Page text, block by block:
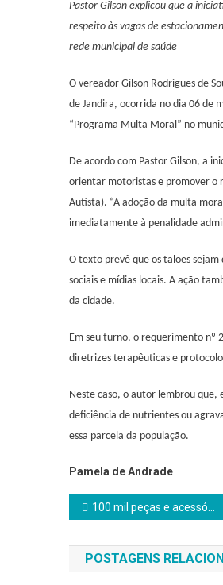
Pastor Gilson explicou que a
respeito às vagas de
rede municipal de saúde
O vereador Gilson Rodrigues de
de Jandira, ocorrida no dia 06 de
“Programa Multa Moral” no
De acordo com Pastor Gilson, a
orientar motoristas e promover o
Autista). “A adoção da multa
imediatamente à penalidade
O texto prevê que os talões
sociais e mídias locais. A ação
da cidade.
Em seu turno, o requerimento nº
diretrizes terapêuticas e
Neste caso, o autor lembrou
deficiência de nutrientes ou
essa parcela da população.
Pamela de Andrade
Navegação
de
Post
100 mil peças e acessórios de motos: saiba como a polícia descobriu desmanche no centro de SP
POSTAGENS